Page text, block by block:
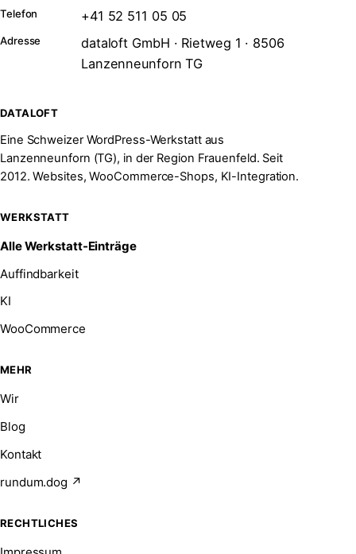
Telefon +41 52 511 05 05
Adresse
dataloft GmbH · Rietweg 1 · 8506
Lanzenneunforn TG
DATALOFT
Eine Schweizer WordPress-Werkstatt aus
Lanzenneunforn (TG), in der Region Frauenfeld. Seit
2012. Websites, WooCommerce-Shops, KI-Integration.
WERKSTATT
Alle Werkstatt-Einträge
Auffindbarkeit
KI
WooCommerce
MEHR
Wir
Blog
Kontakt
rundum.dog ↗
RECHTLICHES